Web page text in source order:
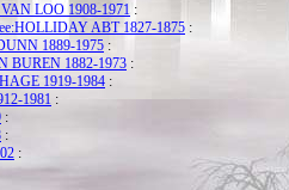
LOO 1908-1971 :
ABT 1827-1875 :
1889-1975 :
BUREN 1882-1973 :
1919-1984 :
1981 :
:
:
: